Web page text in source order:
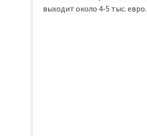
выходит около 4-5 тыс. евро.